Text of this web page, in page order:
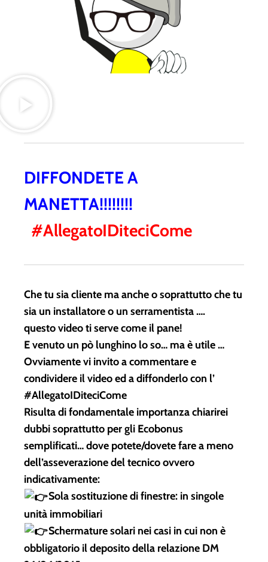
DIFFONDETE A
MANETTA!!!!!!!!
#AllegatoIDiteciCome
Che tu sia cliente ma anche o soprattutto che tu
sia un installatore o un serramentista ….
questo video ti serve come il pane!
E venuto un pò lunghino lo so… ma è utile …
Ovviamente vi invito a commentare e
condividere il video ed a diffonderlo con l’
#AllegatoIDiteciCome
Risulta di fondamentale importanza chiarirei
dubbi soprattutto per gli Ecobonus
semplificati… dove potete/dovete fare a meno
dell’asseverazione del tecnico ovvero
indicativamente:
Sola sostituzione di finestre: in singole
unità immobiliari
Schermature solari nei casi in cui non è
obbligatorio il deposito della relazione DM